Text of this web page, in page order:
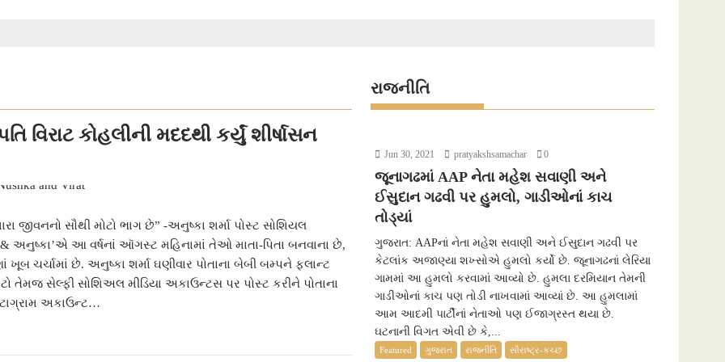
વિરાટ કોહલીની મદદથી કર્યું શીર્ષાસન
જીવનનો સૌથી મોટો ભાગ છે” -અનુષ્કા શર્મા પોસ્ટ સોશિયલ
અનુષ્કા’એ આ વર્ષનાં ઑગસ્ટ મહિનામાં તેઓ માતા-પિતા બનવાના છે,
ચર્ચામાં છે. અનુષ્કા શર્મા ઘણીવાર પોતાના બેબી બમ્પને ફલાન્ટ
સેલ્ફી સોશિઅલ મીડિયા અકાઉન્ટસ પર પોસ્ટ કરીને પોતાના
અકાઉન્ટ…
રાજનીતિ
Jun 30, 2021 pratyakshsamachar 0
જૂનાગઢમાં AAP નેતા મહેશ સવાણી અને
ઈસુદાન ગઢવી પર હુમલો, ગાડીઓનાં કાચ
તોડ્યાં
ગુજરાત: AAPનાં નેતા મહેશ સવાણી અને ઈસુદાન ગઢવી પર
કેટલાંક અજાણ્યા શખ્સોએ હુમલો કર્યો છે. જૂનાગઢનાં લેરિયા
ગામમાં આ હુમલો કરવામાં આવ્યો છે. હુમલા દરમિયાન તેમની
ગાડીઓનાં કાચ પણ તોડી નાખવામાં આવ્યાં છે. આ હુમલામાં
આમ આદમી પાર્ટીનાં નેતાઓ પણ ઈજાગ્રસ્ત થયા છે.
ઘટનાની વિગત એવી છે કે,...
Featured ગુજરાત રાજનીતિ સૌરાષ્ટ્ર-કચ્છ